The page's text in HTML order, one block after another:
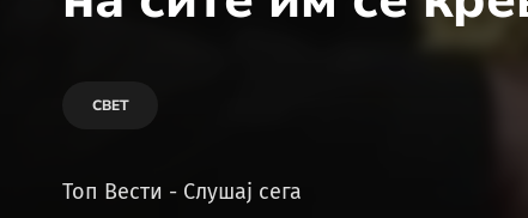
СВЕТ
Топ Вести - Слушај сега